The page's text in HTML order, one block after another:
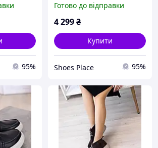
95%
осінь високі
Готово до відправки
4 299₴
Купити
Shoes Place 95%